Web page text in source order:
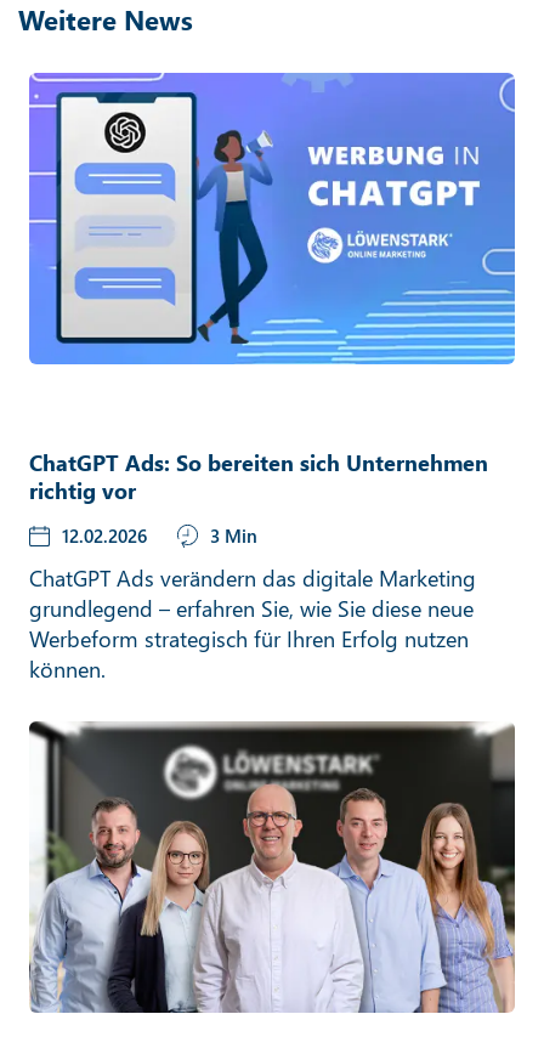
Weitere News
ChatGPT Ads: So bereiten sich Unternehmen
richtig vor
12.02.2026 3 Min
ChatGPT Ads verändern das digitale Marketing
grundlegend – erfahren Sie, wie Sie diese neue
Werbeform strategisch für Ihren Erfolg nutzen
können.